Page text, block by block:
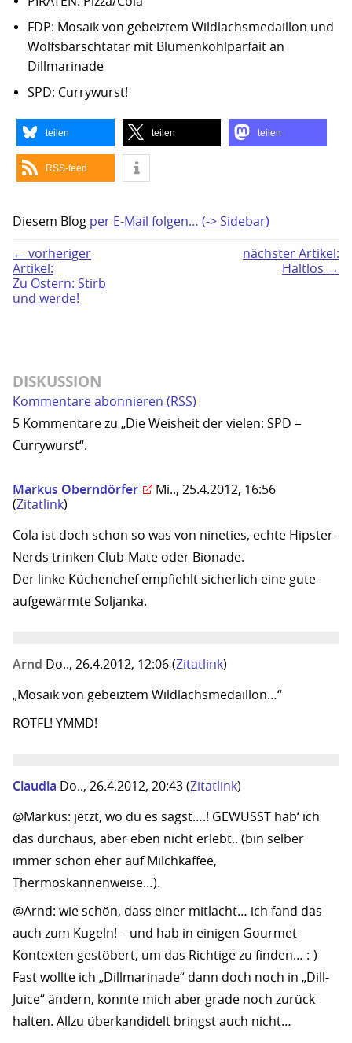
FDP: Mosaik von gebeiztem Wildlachsmedaillon und
Wolfsbarschtatar mit Blumenkohlparfait an
Dillmarinade
SPD: Currywurst!
teilen teilen teilen
RSS-feed
Diesem Blog per E-Mail folgen… (-> Sidebar)
← vorheriger
Artikel:
Zu Ostern: Stirb
und werde!
nächster Artikel:
Haltlos →
DISKUSSION
Kommentare abonnieren (RSS)
5 Kommentare zu „Die Weisheit der vielen: SPD =
Currywurst“.
Markus Oberndörfer
Mi.., 25.4.2012, 16:56
(Zitatlink)
Cola ist doch schon so was von nineties, echte Hipster-
Nerds trinken Club-Mate oder Bionade.
Der linke Küchenchef empfiehlt sicherlich eine gute
aufgewärmte Soljanka.
Arnd Do.., 26.4.2012, 12:06 (Zitatlink)
„Mosaik von gebeiztem Wildlachsmedaillon…“
ROTFL! YMMD!
Claudia Do.., 26.4.2012, 20:43 (Zitatlink)
@Markus: jetzt, wo du es sagst….! GEWUSST hab‘ ich
das durchaus, aber eben nicht erlebt.. (bin selber
immer schon eher auf Milchkaffee,
Thermoskannenweise…).
@Arnd: wie schön, dass einer mitlacht… ich fand das
auch zum Kugeln! – und hab in einigen Gourmet-
Kontexten gestöbert, um das Richtige zu finden… :-)
Fast wollte ich „Dillmarinade“ dann doch noch in „Dill-
Juice“ ändern, konnte mich aber grade noch zurück
halten. Allzu überkandidelt bringst auch nicht…